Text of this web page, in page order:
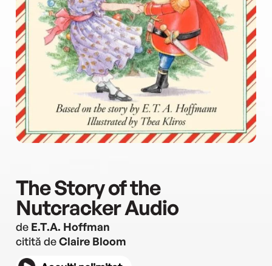
The Story of the
Nutcracker Audio
de E.T.A. Hoffman
citită deClaire Bloom